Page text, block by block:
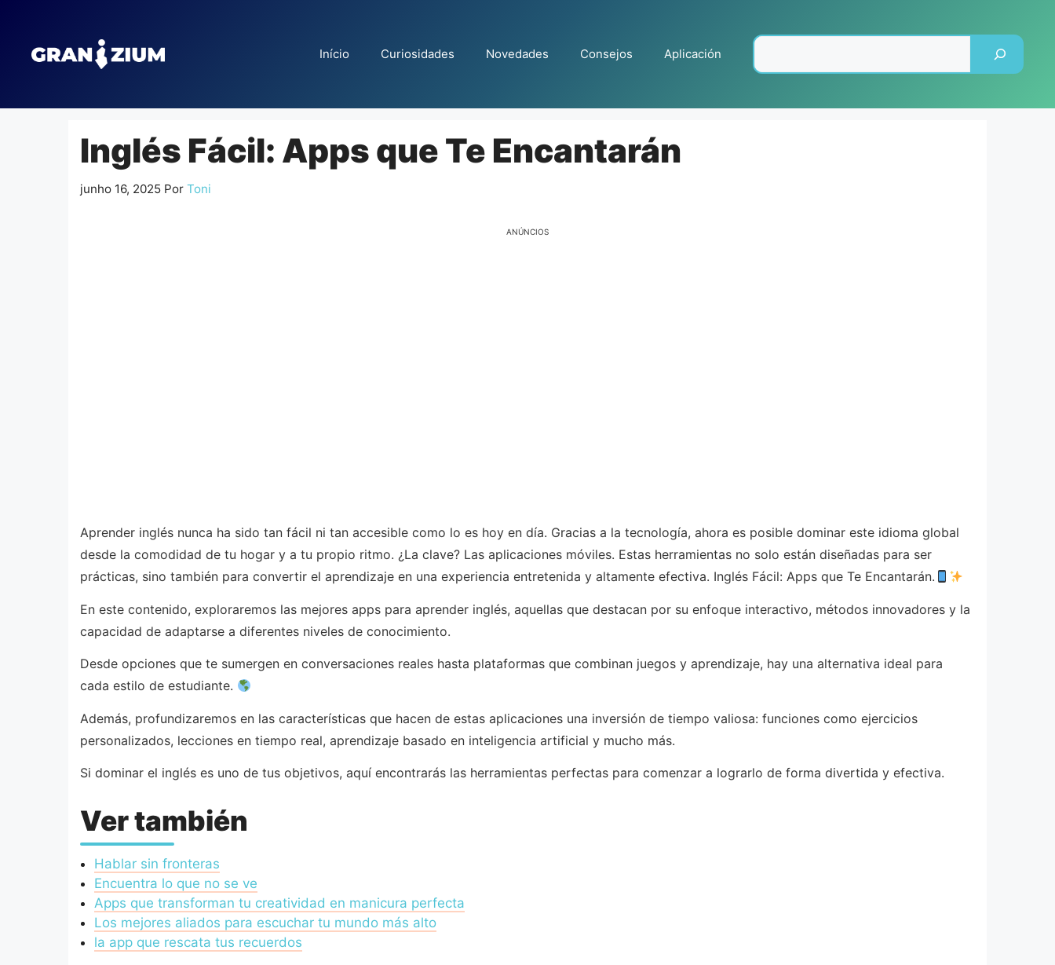
Início Curiosidades Novedades Consejos Aplicación
Inglés Fácil: Apps que Te Encantarán
junho 16, 2025 Por Toni
ANÚNCIOS
Aprender inglés nunca ha sido tan fácil ni tan accesible como lo es hoy en día. Gracias a la tecnología, ahora es posible dominar este idioma global
desde la comodidad de tu hogar y a tu propio ritmo. ¿La clave? Las aplicaciones móviles. Estas herramientas no solo están diseñadas para ser
prácticas, sino también para convertir el aprendizaje en una experiencia entretenida y altamente efectiva. Inglés Fácil: Apps que Te Encantarán.
En este contenido, exploraremos las mejores apps para aprender inglés, aquellas que destacan por su enfoque interactivo, métodos innovadores y la
capacidad de adaptarse a diferentes niveles de conocimiento.
Desde opciones que te sumergen en conversaciones reales hasta plataformas que combinan juegos y aprendizaje, hay una alternativa ideal para
cada estilo de estudiante.
Además, profundizaremos en las características que hacen de estas aplicaciones una inversión de tiempo valiosa: funciones como ejercicios
personalizados, lecciones en tiempo real, aprendizaje basado en inteligencia artificial y mucho más.
Si dominar el inglés es uno de tus objetivos, aquí encontrarás las herramientas perfectas para comenzar a lograrlo de forma divertida y efectiva.
Ver también
Hablar sin fronteras
Encuentra lo que no se ve
Apps que transforman tu creatividad en manicura perfecta
Los mejores aliados para escuchar tu mundo más alto
la app que rescata tus recuerdos